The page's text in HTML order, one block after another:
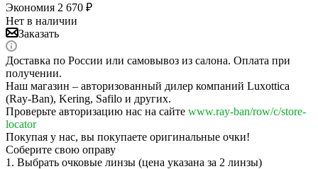
Экономия 2 670 ₽
Нет в наличии
Заказать
Доставка по России или самовывоз из салона. Оплата при
получении.
Наш магазин – авторизованный дилер компаний Luxottica
(Ray-Ban), Kering, Safilo и других.
Проверьте авторизацию нас на сайте www.ray-ban/row/c/store-
locator
Покупая у нас, вы покупаете оригинальные очки!
Соберите свою оправу
1. Выбрать очковые линзы (цена указана за 2 линзы)